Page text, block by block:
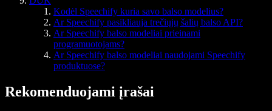
Kodėl Speechify kuria savo balso modelius?
Ar Speechify pasikliauja trečiųjų šalių balso API?
Ar Speechify balso modeliai prieinami
programuotojams?
Ar Speechify balso modeliai naudojami Speechify
produktuose?
Rekomenduojami įrašai